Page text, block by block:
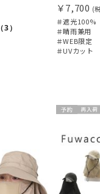
（3）
￥7,700 (
＃遮光100%
＃晴雨兼用
＃WEB限定
＃UVカット